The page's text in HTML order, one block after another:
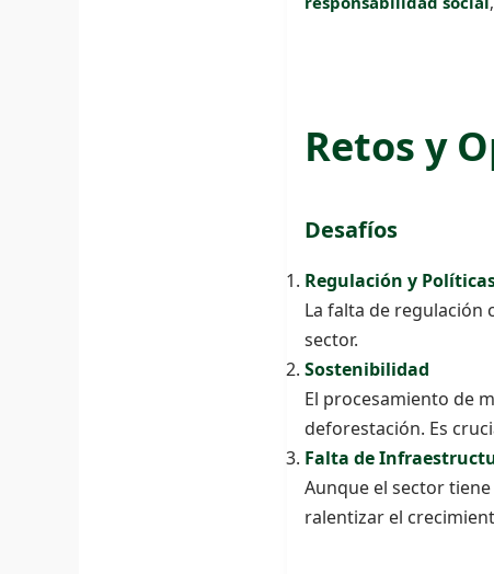
Retos y
Desafíos
Regulación y
La falta de regulación
sector.
Sostenibilidad
El procesamiento de
deforestación. Es
Falta de
Aunque el sector
ralentizar el